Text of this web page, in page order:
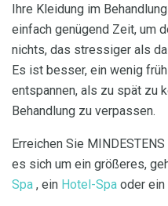
Ihre Kleidung im
einfach genügend Zeit, um
nichts, das stressiger als
Es ist besser, ein wenig
entspannen, als zu spät zu
Behandlung zu verpassen.
Erreichen Sie
es sich um ein größeres,
Spa , ein Hotel-Spa oder ein